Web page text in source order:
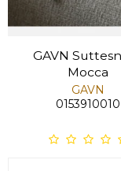
GAVN
Mocca
GAVN
0153910010